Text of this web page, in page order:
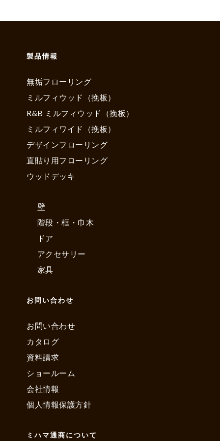
製品情報
無垢フローリング
ミルフィウッド（挽板）
R&B ミルフィウッド（挽板）
ミルフィワイド（挽板）
デザインフローリング
直貼り用フローリング
ウッドデッキ
壁
階段・框・巾木
ドア
アクセサリー
家具
お問い合わせ
お問い合わせ
カタログ
資料請求
ショールーム
会社情報
個人情報保護方針
ミハマ通商について